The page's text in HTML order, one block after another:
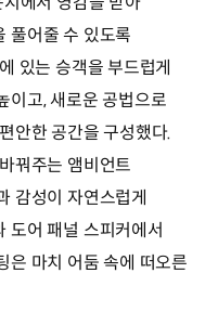
풀어줄 수 있도록
있는 승객을 부드럽게
이고, 새로운 공법으로
안한 공간을 구성했다.
꿔주는 앰비언트
감성이 자연스럽게
도어 패널 스피커에서
은 마치 어둠 속에 떠오른